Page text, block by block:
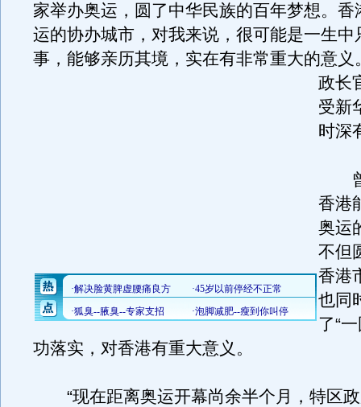
家举办奥运，圆了中华民族的百年梦想。香
运的协办城市，对我来说，很可能是一生中
事，能够亲历其境，实在有非常重大的意义
政长
受新
时深
曾
香港
奥运
不但
香港
也同
了“
功落实，对香港有重大意义。
“现在距离奥运开幕尚余半个月，特区政